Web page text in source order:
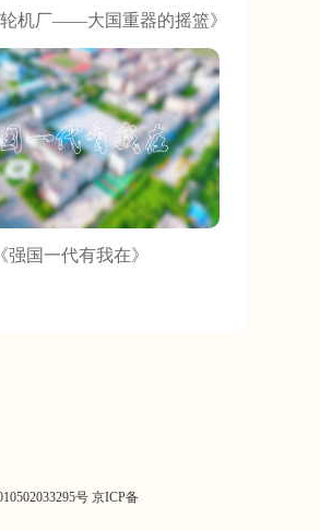
轮机厂——大国重器的摇篮》
《强国一代有我在》
号 京ICP备